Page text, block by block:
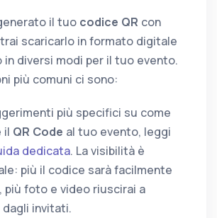
il tuo codice QR con
scaricarlo in formato digitale
in diversi modi per il tuo evento.
più comuni ci sono:
più specifici su come
il QR Code al tuo evento, leggi
dedicata. La visibilità è
più il codice sarà facilmente
più foto e video riuscirai a
invitati.